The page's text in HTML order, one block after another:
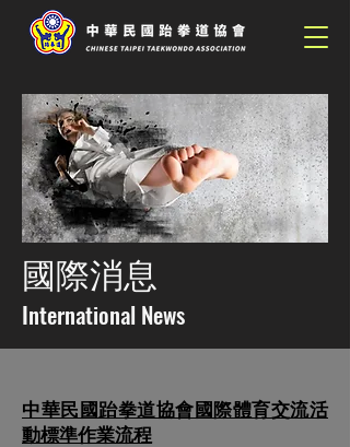
國際消息
International News
中華民國跆拳道協會國際體育交流活
動標準作業流程